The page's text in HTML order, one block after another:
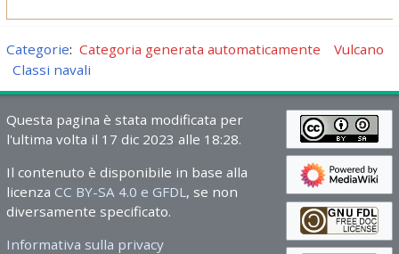
Categorie: Categoria generata automaticamente
Vulcano
Classi navali
Questa pagina è stata modificata per
l'ultima volta il 17 dic 2023 alle 18:28.
Il contenuto è disponibile in base alla
licenza CC BY-SA 4.0 e GFDL , se non
diversamente specificato.
Informativa sulla privacy